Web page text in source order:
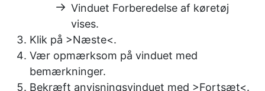
Vinduet Forberedelse af køretøj
vises.
Klik på >Næste<.
Vær opmærksom på vinduet med
bemærkninger.
Bekræft anvisningsvinduet med >Fortsæt<.